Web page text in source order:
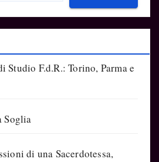
Studio F.d.R.: Torino, Parma e
Soglia
di una Sacerdotessa,